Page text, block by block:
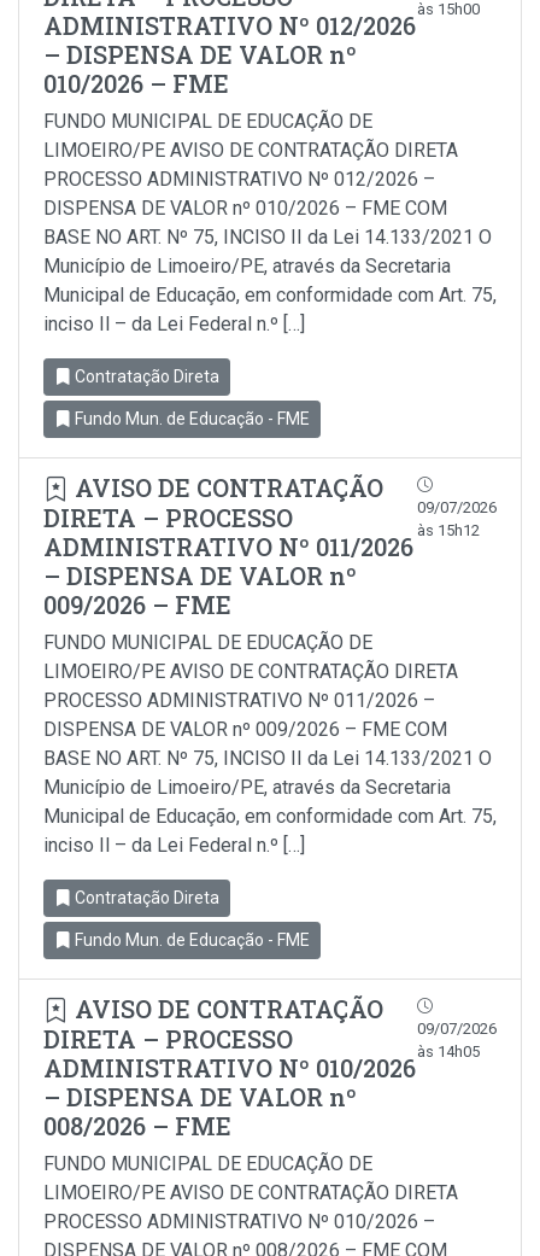
ADMINISTRATIVO Nº 012/2026
– DISPENSA DE VALOR nº
010/2026 – FME
às 15h00
FUNDO MUNICIPAL DE EDUCAÇÃO DE
LIMOEIRO/PE AVISO DE CONTRATAÇÃO DIRETA
PROCESSO ADMINISTRATIVO Nº 012/2026 –
DISPENSA DE VALOR nº 010/2026 – FME COM
BASE NO ART. Nº 75, INCISO II da Lei 14.133/2021 O
Município de Limoeiro/PE, através da Secretaria
Municipal de Educação, em conformidade com Art. 75,
inciso Il – da Lei Federal n.º […]
Contratação Direta
Fundo Mun. de Educação - FME
AVISO DE CONTRATAÇÃO
DIRETA – PROCESSO
ADMINISTRATIVO Nº 011/2026
– DISPENSA DE VALOR nº
009/2026 – FME
09/07/2026
às 15h12
FUNDO MUNICIPAL DE EDUCAÇÃO DE
LIMOEIRO/PE AVISO DE CONTRATAÇÃO DIRETA
PROCESSO ADMINISTRATIVO Nº 011/2026 –
DISPENSA DE VALOR nº 009/2026 – FME COM
BASE NO ART. Nº 75, INCISO II da Lei 14.133/2021 O
Município de Limoeiro/PE, através da Secretaria
Municipal de Educação, em conformidade com Art. 75,
inciso Il – da Lei Federal n.º […]
Contratação Direta
Fundo Mun. de Educação - FME
AVISO DE CONTRATAÇÃO
DIRETA – PROCESSO
ADMINISTRATIVO Nº 010/2026
– DISPENSA DE VALOR nº
008/2026 – FME
09/07/2026
às 14h05
FUNDO MUNICIPAL DE EDUCAÇÃO DE
LIMOEIRO/PE AVISO DE CONTRATAÇÃO DIRETA
PROCESSO ADMINISTRATIVO Nº 010/2026 –
DISPENSA DE VALOR nº 008/2026 – FME COM